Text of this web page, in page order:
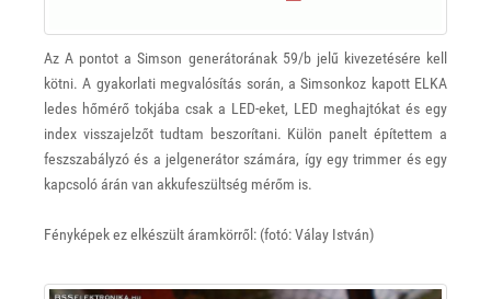
Az A pontot a Simson generátorának 59/b jelű kivezetésére kell
kötni. A gyakorlati megvalósítás során, a Simsonkoz kapott ELKA
ledes hőmérő tokjába csak a LED-eket, LED meghajtókat és egy
index visszajelzőt tudtam beszorítani. Külön panelt építettem a
feszszabályzó és a jelgenerátor számára, így egy trimmer és egy
kapcsoló árán van akkufeszültség mérőm is.
Fényképek ez elkészült áramkörről: (fotó: Válay István)